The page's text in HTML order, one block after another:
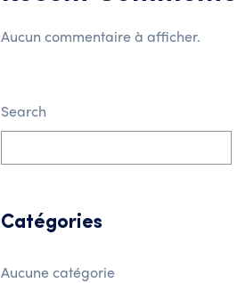
Aucun commentaire à afficher.
Search
Catégories
Aucune catégorie